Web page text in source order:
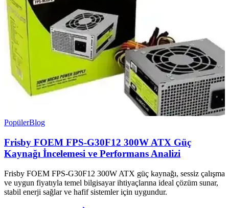
PopülerBlog
Frisby FOEM FPS-G30F12 300W ATX Güç
Kaynağı İncelemesi ve Performans Analizi
Frisby FOEM FPS-G30F12 300W ATX güç kaynağı, sessiz çalışma
ve uygun fiyatıyla temel bilgisayar ihtiyaçlarına ideal çözüm sunar,
stabil enerji sağlar ve hafif sistemler için uygundur.